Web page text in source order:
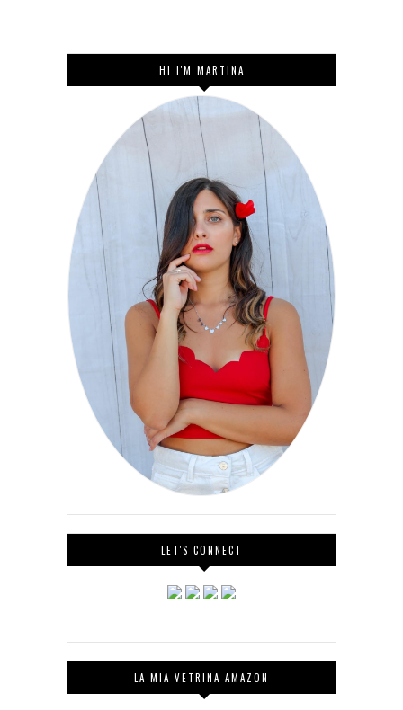
HI I'M MARTINA
LET'S CONNECT
LA MIA VETRINA AMAZON